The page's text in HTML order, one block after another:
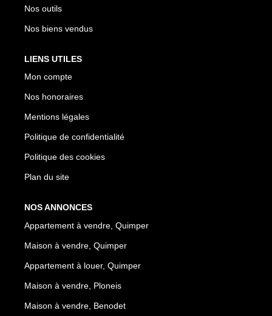
Nos outils
Nos biens vendus
LIENS UTILES
Mon compte
Nos honoraires
Mentions légales
Politique de confidentialité
Politique des cookies
Plan du site
NOS ANNONCES
Appartement à vendre, Quimper
Maison à vendre, Quimper
Appartement à louer, Quimper
Maison à vendre, Ploneis
Maison à vendre, Benodet